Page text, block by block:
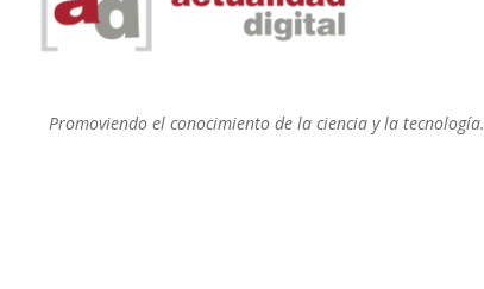
Promoviendo el conocimiento de la ciencia y la tecnología.